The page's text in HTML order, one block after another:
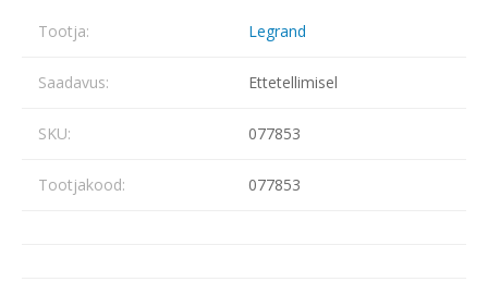
Tootja: Legrand
Saadavus: Ettetellimisel
SKU: 077853
Tootjakood: 077853